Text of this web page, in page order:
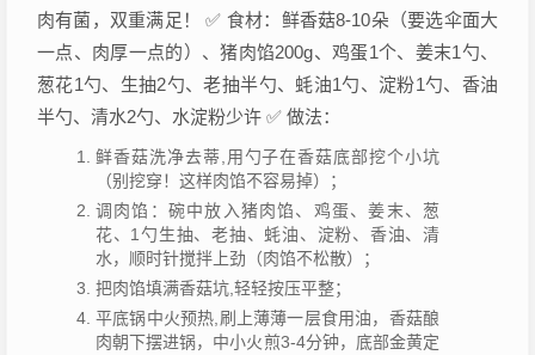
肉有菌，双重满足！ ✅ 食材：鲜香菇8-10朵（要选伞面大
一点、肉厚一点的）、猪肉馅200g、鸡蛋1个、姜末1勺、
葱花1勺、生抽2勺、老抽半勺、蚝油1勺、淀粉1勺、香油
半勺、清水2勺、水淀粉少许 ✅ 做法：
鲜香菇洗净去蒂,用勺子在香菇底部挖个小坑
（别挖穿！这样肉馅不容易掉）；
调肉馅：碗中放入猪肉馅、鸡蛋、姜末、葱
花、1勺生抽、老抽、蚝油、淀粉、香油、清
水，顺时针搅拌上劲（肉馅不松散）；
把肉馅填满香菇坑,轻轻按压平整；
平底锅中火预热,刷上薄薄一层食用油，香菇酿
肉朝下摆进锅，中小火煎3-4分钟，底部金黄定